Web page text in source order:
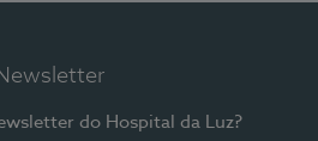
do Hospital da Luz?